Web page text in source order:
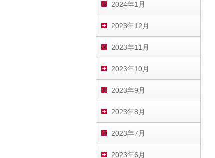
2024年1月
2023年12月
2023年11月
2023年10月
2023年9月
2023年8月
2023年7月
2023年6月